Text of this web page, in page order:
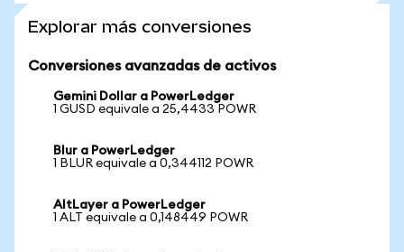
Explorar más conversiones
Conversiones avanzadas de activos
Gemini Dollar a PowerLedger
1 GUSD equivale a 25,4433 POWR
Blur a PowerLedger
1 BLUR equivale a 0,344112 POWR
AltLayer a PowerLedger
1 ALT equivale a 0,148449 POWR